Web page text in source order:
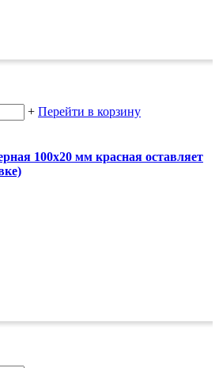
+ Перейти в корзину
100х20 мм красная оставляет